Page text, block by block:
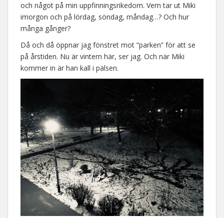
och något på min uppfinningsrikedom. Vem tar ut Miki
imorgon och på lördag, söndag, måndag…? Och hur
många gånger?
Då och då öppnar jag fönstret mot ”parken” för att se
på årstiden. Nu är vintern här, ser jag. Och när Miki
kommer in är han kall i pälsen.